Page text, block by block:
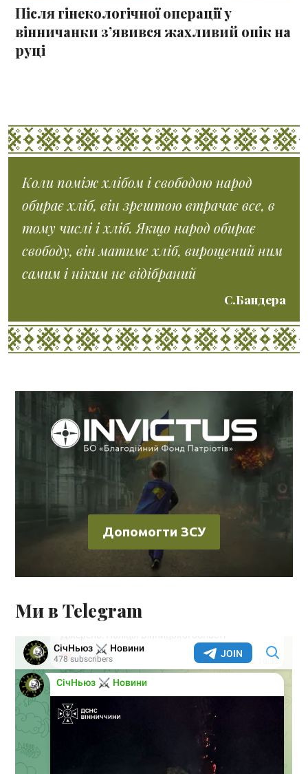
Після гінекологічної операції у
вінничанки з’явився жахливий опік на
руці
Коли поміж хлібом і свободою народ
обирає хліб, він зрештою втрачає все, в
тому числі і хліб. Якщо народ обирає
свободу, він матиме хліб, вирощений ним
самим і ніким не відібраний
С.Бандера
Допомогти ЗСУ
Ми в Telegram